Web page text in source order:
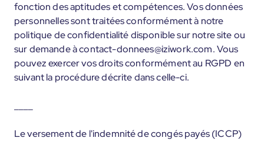
fonction des aptitudes et compétences. Vos données
personnelles sont traitées conformément à notre
politique de confidentialité disponible sur notre site ou
sur demande à contact-donnees@iziwork.com. Vous
pouvez exercer vos droits conformément au RGPD en
suivant la procédure décrite dans celle-ci.
Le versement de l'indemnité de congés payés (ICCP)